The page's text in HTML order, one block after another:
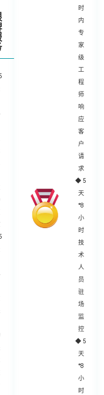
时
内
专
家
级
工
程
师
响
应
客
户
请
求
◆ 5
天
*8
小
时
技
术
人
员
驻
场
监
控
◆5
天
*8
小
时